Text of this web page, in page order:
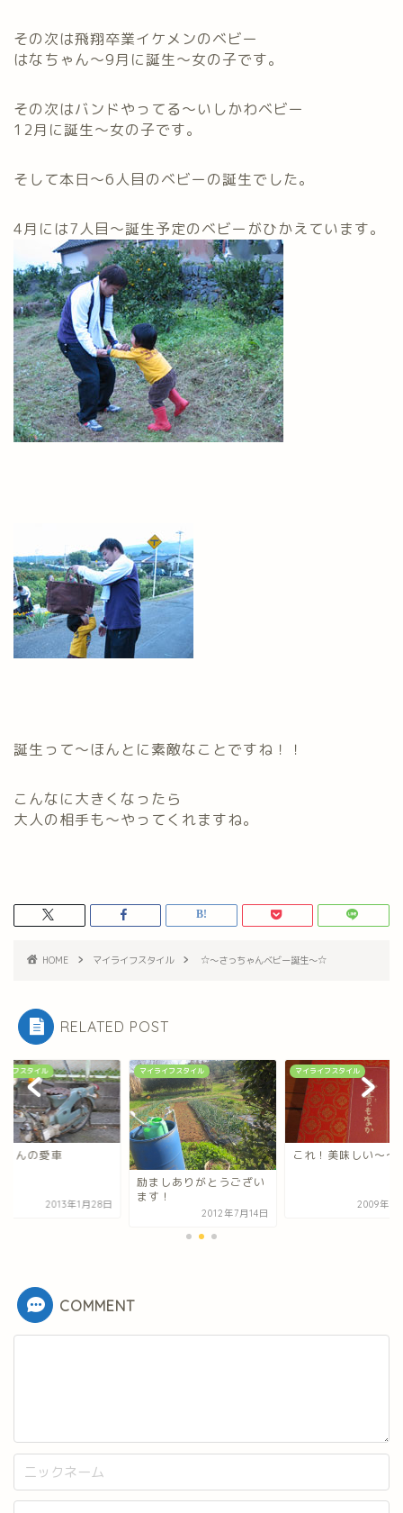
その次は飛翔卒業イケメンのベビー
はなちゃん～9月に誕生～女の子です。
その次はバンドやってる～いしかわベビー
12月に誕生～女の子です。
そして本日～6人目のベビーの誕生でした。
4月には7人目～誕生予定のベビーがひかえています。
誕生って～ほんとに素敵なことですね！！
こんなに大きくなったら
大人の相手も～やってくれますね。
HOME マイライフスタイル ☆～さっちゃんベビー誕生～☆
RELATED POST
イフスタイル
くんの愛車
2013年1月28日
マイライフスタイル
励ましありがとうござい
ます！
2012年7月14日
マイライフスタイル
これ！美味しい～～
2009年7
COMMENT